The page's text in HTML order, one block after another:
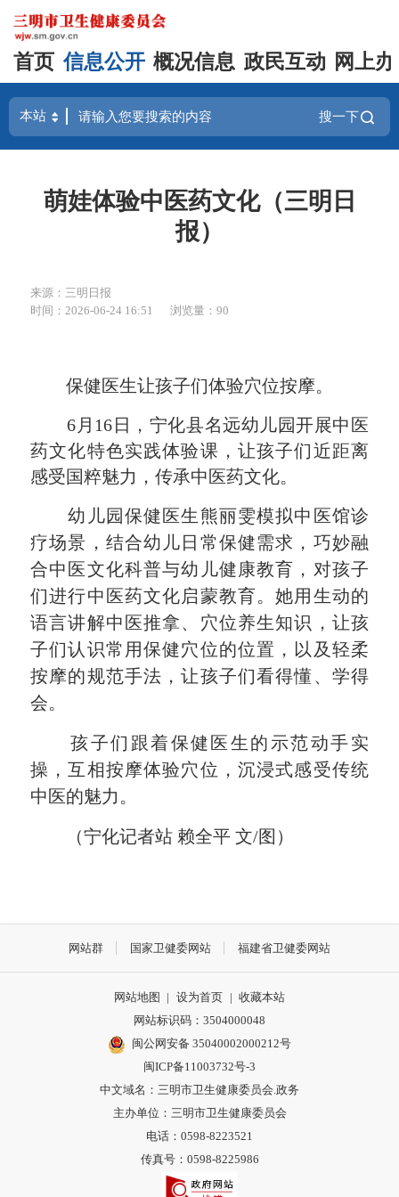
首页 信息公开 概况信息 政民互动 网上
搜一下
萌娃体验中医药文化（三明日
报）
来源：三明日报
时间：2026-06-24 16:51
浏览量：90
保健医生让孩子们体验穴位按摩。
6月16日，宁化县名远幼儿园开展中医
药文化特色实践体验课，让孩子们近距离
感受国粹魅力，传承中医药文化。
幼儿园保健医生熊丽雯模拟中医馆诊
疗场景，结合幼儿日常保健需求，巧妙融
合中医文化科普与幼儿健康教育，对孩子
们进行中医药文化启蒙教育。她用生动的
语言讲解中医推拿、穴位养生知识，让孩
子们认识常用保健穴位的位置，以及轻柔
按摩的规范手法，让孩子们看得懂、学得
会。
孩子们跟着保健医生的示范动手实
操，互相按摩体验穴位，沉浸式感受传统
中医的魅力。
（宁化记者站 赖全平 文/图）
网站群 国家卫健委网站 福建省卫健委网站
网站地图 | 设为首页 | 收藏本站
网站标识码：3504000048
闽公网安备 35040002000212号
闽ICP备11003732号-3
中文域名：三明市卫生健康委员会.政务
主办单位：三明市卫生健康委员会
电话：0598-8223521
传真号：0598-8225986